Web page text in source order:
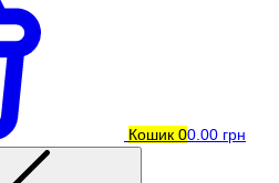
Кошик 00.00 грн